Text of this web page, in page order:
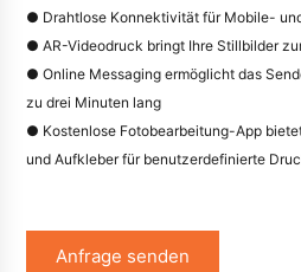
● Drahtlose Konnektivität für Mobile-
● AR-Videodruck bringt Ihre Stillbilder
● Online Messaging ermöglicht das
zu drei Minuten lang
● Kostenlose Fotobearbeitung-App
und Aufkleber für benutzerdefinierte
Anfrage senden